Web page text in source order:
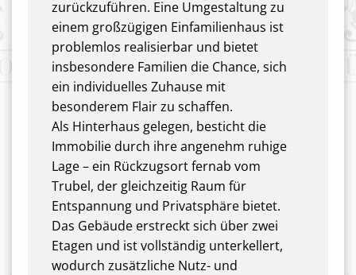
zurückzuführen. Eine Umgestaltung zu
einem großzügigen Einfamilienhaus ist
problemlos realisierbar und bietet
insbesondere Familien die Chance, sich
ein individuelles Zuhause mit
besonderem Flair zu schaffen.
Als Hinterhaus gelegen, besticht die
Immobilie durch ihre angenehm ruhige
Lage – ein Rückzugsort fernab vom
Trubel, der gleichzeitig Raum für
Entspannung und Privatsphäre bietet.
Das Gebäude erstreckt sich über zwei
Etagen und ist vollständig unterkellert,
wodurch zusätzliche Nutz- und